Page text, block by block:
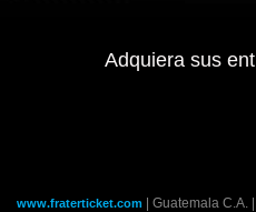
Adquiera sus
www.fraterticket.com | Guatemala